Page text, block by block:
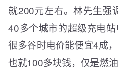
就200元左右。林先生强
40多个城市的超级充电站
很多谷时电价能便宜4成
也就100多块钱，仅是燃